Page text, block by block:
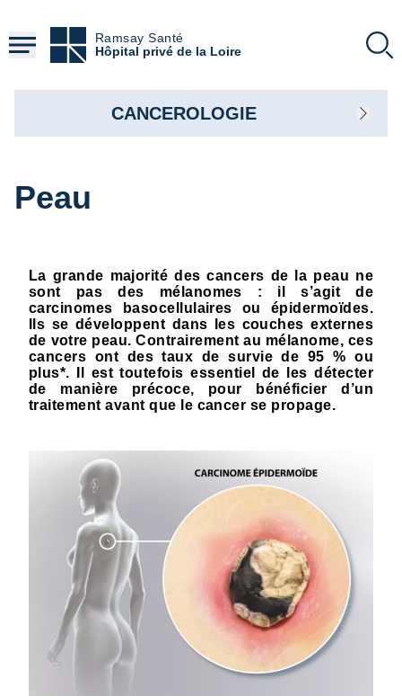
contenu
principal
Ramsay Santé
Hôpital privé de la Loire
Peau
La grande majorité des cancers de la peau ne
sont pas des mélanomes : il s’agit de
carcinomes basocellulaires ou épidermoïdes.
Ils se développent dans les couches externes
de votre peau. Contrairement au mélanome, ces
cancers ont des taux de survie de 95 % ou
plus*. Il est toutefois essentiel de les détecter
de manière précoce, pour bénéficier d’un
traitement avant que le cancer se propage.
CANCEROLOGIE